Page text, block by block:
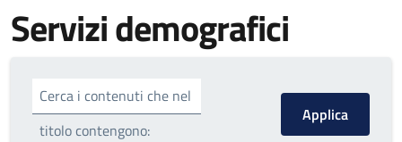
Servizi demografici
Cerca i contenuti che nel
titolo contengono: